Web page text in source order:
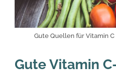
Gute Quellen für Vitamin C
Gute Vitamin